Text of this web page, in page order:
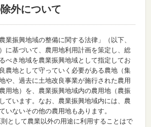
外について
振興地域の整備に関する法律」（以下、
に基づいて、農用地利用計画を策定し、総
べき地域を農業振興地域として指定してお
農地として守っていく必要がある農地（集
や、過去に土地改良事業が施行された農用
用地）を、農業振興地域内の農用地（農振
ています。なお、農業振興地域内には、農
いないその他の農用地もあります。
として農業以外の用途に利用することはで